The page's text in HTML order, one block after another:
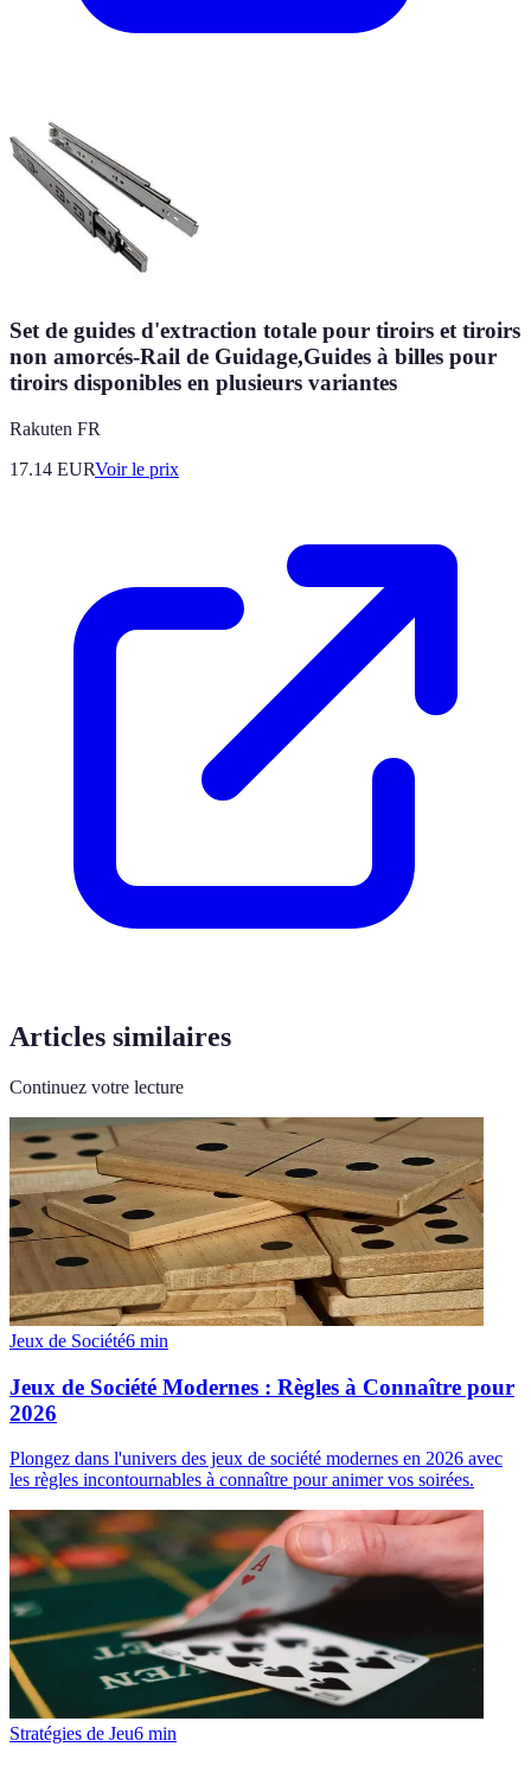
Set de guides d'extraction totale pour tiroirs et tiroirs
non amorcés-Rail de Guidage,Guides à billes pour
tiroirs disponibles en plusieurs variantes
Rakuten FR
17.14 EURVoir le prix
Articles similaires
Continuez votre lecture
Jeux de Société6 min
Jeux de Société Modernes : Règles à Connaître pour
2026
Plongez dans l'univers des jeux de société modernes en 2026 avec
les règles incontournables à connaître pour animer vos soirées.
Stratégies de Jeu6 min